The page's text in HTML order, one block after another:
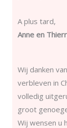
A plus tard,
Anne en
Wij danken
verbleven in
volledig
groot
Wij wensen u